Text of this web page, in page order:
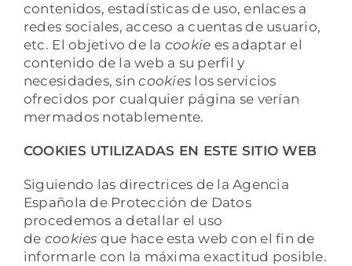
contenidos, estadísticas de uso, enlaces a
redes sociales, acceso a cuentas de usuario,
etc. El objetivo de la cookie es adaptar el
contenido de la web a su perfil y
necesidades, sincookies los servicios
ofrecidos por cualquier página se verían
mermados notablemente.
COOKIES UTILIZADAS EN ESTE SITIO WEB
Siguiendo las directrices de la Agencia
Española de Protección de Datos
procedemos a detallar el uso
de cookies que hace esta web con el fin de
informarle con la máxima exactitud posible.